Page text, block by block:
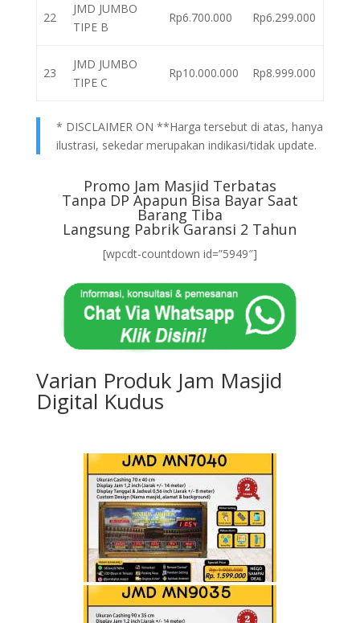
22
JMD JUMBO
TIPE B
Rp6.700.000 Rp6.299.000
23
JMD JUMBO
TIPE C
Rp10.000.000 Rp8.999.000
* DISCLAIMER ON **Harga tersebut di atas, hanya
ilustrasi, sekedar merupakan indikasi/tidak update.
Promo Jam Masjid Terbatas
Tanpa DP Apapun Bisa Bayar Saat
Barang Tiba
Langsung Pabrik Garansi 2 Tahun
[wpcdt-countdown id=”5949″]
Varian Produk Jam Masjid
Digital Kudus